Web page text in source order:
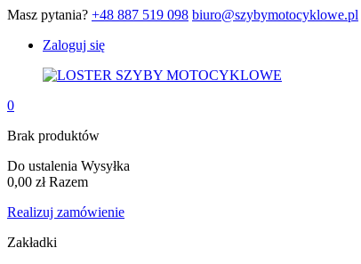
Masz pytania? +48 887 519 098 biuro@szybymotocyklowe.pl
Zaloguj się
0
Brak produktów
Do ustalenia Wysyłka
0,00 zł Razem
Realizuj zamówienie
Zakładki